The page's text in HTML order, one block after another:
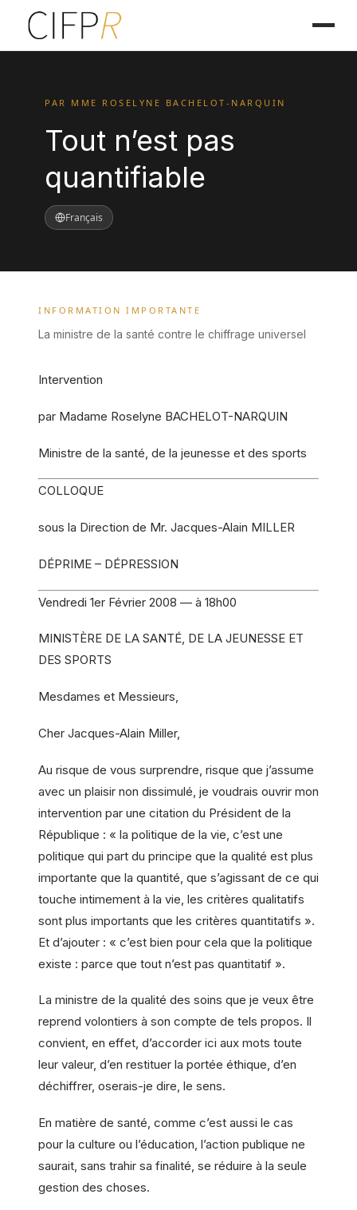
PAR MME ROSELYNE BACHELOT-NARQUIN
Tout n’est pas
quantifiable
Français
INFORMATION IMPORTANTE
La ministre de la santé contre le chiffrage universel
Intervention
par Madame Roselyne BACHELOT-NARQUIN
Ministre de la santé, de la jeunesse et des sports
COLLOQUE
sous la Direction de Mr. Jacques-Alain MILLER
DÉPRIME – DÉPRESSION
Vendredi 1er Février 2008 — à 18h00
MINISTÈRE DE LA SANTÉ, DE LA JEUNESSE ET
DES SPORTS
Mesdames et Messieurs,
Cher Jacques-Alain Miller,
Au risque de vous surprendre, risque que j’assume
avec un plaisir non dissimulé, je voudrais ouvrir mon
intervention par une citation du Président de la
République : « la politique de la vie, c’est une
politique qui part du principe que la qualité est plus
importante que la quantité, que s’agissant de ce qui
touche intimement à la vie, les critères qualitatifs
sont plus importants que les critères quantitatifs ».
Et d’ajouter : « c’est bien pour cela que la politique
existe : parce que tout n’est pas quantitatif ».
La ministre de la qualité des soins que je veux être
reprend volontiers à son compte de tels propos. Il
convient, en effet, d’accorder ici aux mots toute
leur valeur, d’en restituer la portée éthique, d’en
déchiffrer, oserais-je dire, le sens.
En matière de santé, comme c’est aussi le cas
pour la culture ou l’éducation, l’action publique ne
saurait, sans trahir sa finalité, se réduire à la seule
gestion des choses.